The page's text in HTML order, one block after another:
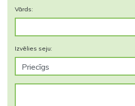
Vārds:
Izvēlies seju: